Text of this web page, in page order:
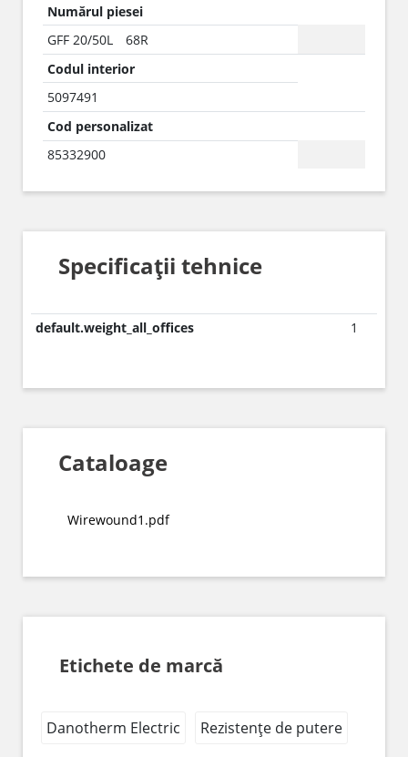
Numărul piesei
GFF 20/50L 68R
Codul interior
5097491
Cod personalizat
85332900
Specificații tehnice
default.weight_all_offices 1
Cataloage
Wirewound1.pdf
Etichete de marcă
Danotherm Electric Rezistențe de putere